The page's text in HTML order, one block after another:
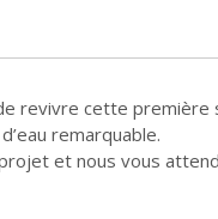
revivre cette
remarquable.
et nous vous